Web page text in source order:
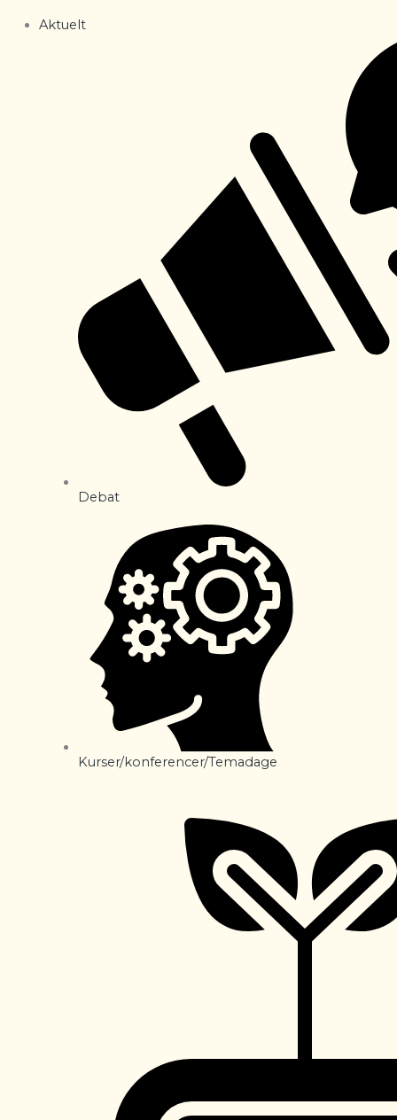
Aktuelt
Debat
Kurser/konferencer/Temadage